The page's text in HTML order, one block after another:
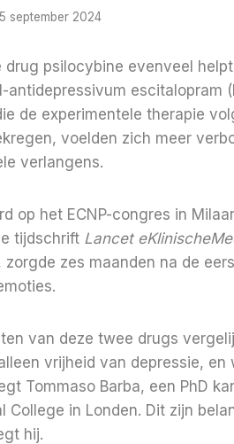
september 2024
psilocybine evenveel
escitalopram
de experimentele therapie
voelden zich meer
verlangens.
op het ECNP-congres in
tijdschrift Lancet
zorgde zes maanden na de
van deze twee drugs
vrijheid van depressie, en
Tommaso Barba, een PhD
College in Londen. Dit zijn
hij.